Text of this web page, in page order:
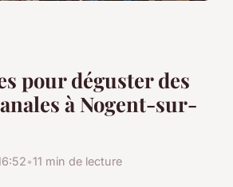
pour déguster des
à Nogent-sur-
•11 min de lecture